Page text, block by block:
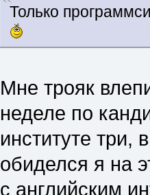
Только
Мне трояк
неделе по
институте три,
обиделся я на
с английским